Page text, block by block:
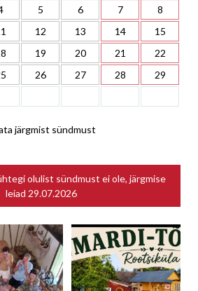
5 6 7
8
12 13 14
15
19 20 21
22
26 27 28
29
järgmist sündmust
olulist sündmust ei ole, järgmise
leiad 29.07.2026